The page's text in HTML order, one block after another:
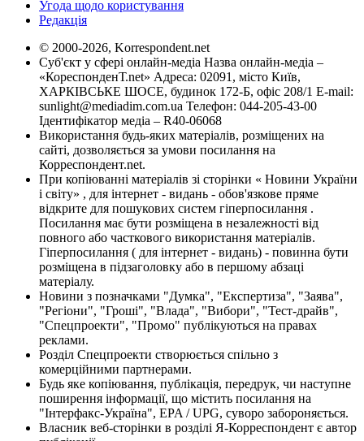
Угода щодо користування
Редакція
© 2000-2026, Korrespondent.net
Суб'єкт у сфері онлайн-медіа Назва онлайн-медіа –
«КореспонденТ.net» Адреса: 02091, місто Київ,
ХАРКІВСЬКЕ ШОСЕ, будинок 172-Б, офіс 208/1 E-mail:
sunlight@mediadim.com.ua Телефон: 044-205-43-00
Ідентифікатор медіа – R40-06068
Використання будь-яких матеріалів, розміщених на
сайті, дозволяється за умови посилання на
Корреспондент.net.
При копіюванні матеріалів зі сторінки « Новини України
і світу» , для інтернет - видань - обов'язкове пряме
відкрите для пошукових систем гіперпосилання .
Посилання має бути розміщена в незалежності від
повного або часткового використання матеріалів.
Гіперпосилання ( для інтернет - видань) - повинна бути
розміщена в підзаголовку або в першому абзаці
матеріалу.
Новини з позначками "Думка", "Експертиза", "Заява",
"Регіони", "Гроші", "Влада", "Вибори", "Тест-драйв",
"Спецпроекти", "Промо" публікуються на правах
реклами.
Розділ Спецпроекти створюється спільно з
комерційними партнерами.
Будь яке копіювання, публікація, передрук, чи наступне
поширення інформації, що містить посилання на
"Інтерфакс-Україна", EPA / UPG, суворо забороняється.
Власник веб-сторінки в розділі Я-Корреспондент є автор